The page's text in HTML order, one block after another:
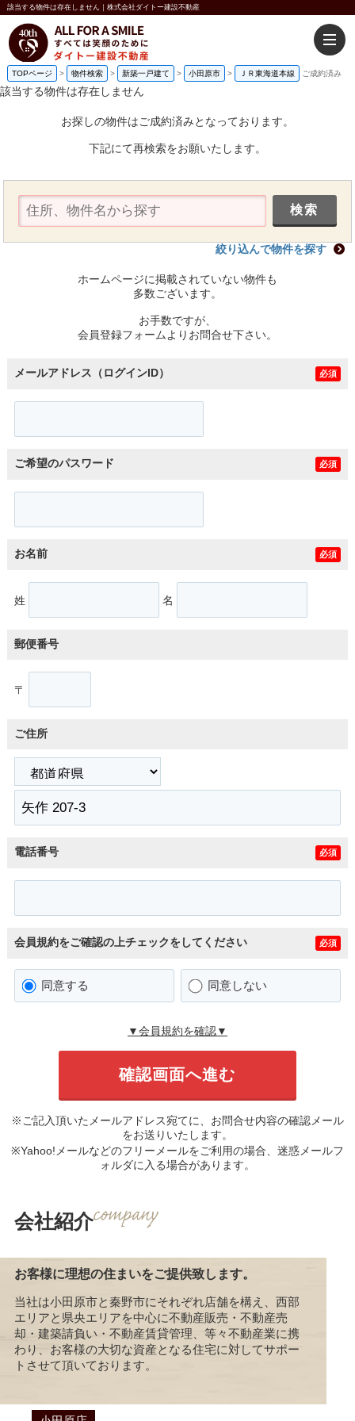
該当する物件は存在しません｜株式会社ダイトー建設不動産
TOPページ > 物件検索 > 新築一戸建て > 小田原市 > ＪＲ東海道本線 ご成約済み
該当する物件は存在しません
お探しの物件はご成約済みとなっております。
下記にて再検索をお願いたします。
絞り込んで物件を探す
ホームページに掲載されていない物件も
多数ございます。
お手数ですが、
会員登録フォームよりお問合せ下さい。
メールアドレス（ログインID） 必須
ご希望のパスワード 必須
お名前 必須
姓 名
郵便番号
〒
ご住所
電話番号 必須
会員規約をご確認の上チェックをしてください 必須
同意する 同意しない
▼会員規約を確認▼
※ご記入頂いたメールアドレス宛てに、お問合せ内容の確認メール
をお送りいたします。
※Yahoo!メールなどのフリーメールをご利用の場合、迷惑メールフ
ォルダに入る場合があります。
会社紹介
お客様に理想の住まいをご提供致します。
当社は小田原市と秦野市にそれぞれ店舗を構え、西部
エリアと県央エリアを中心に不動産販売・不動産売
却・建築請負い・不動産賃貸管理、等々不動産業に携
わり、お客様の大切な資産となる住宅に対してサポー
トさせて頂いております。